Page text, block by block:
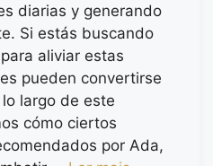
diarias y generando
Si estás buscando
aliviar estas
pueden convertirse
largo de este
cómo ciertos
por Ada,